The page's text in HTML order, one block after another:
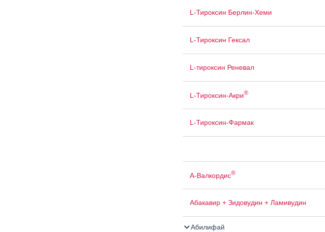
L-Тироксин Берлин-Хеми
L-Тироксин Гексал
L-тироксин Реневал
L-Тироксин-Акри®
L-Тироксин-Фармак
А-Валкордис®
Абакавир + Зидовудин + Ламивудин
Абилифай